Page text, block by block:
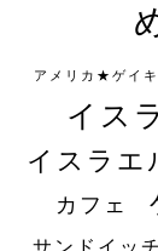
アメリカ★ゲイキ
イス
イスラエ
カフェ
サンドイッチ